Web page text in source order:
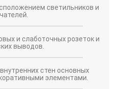
светильников и
и слаботочных розеток и
выводов.
стен основных
элементами.